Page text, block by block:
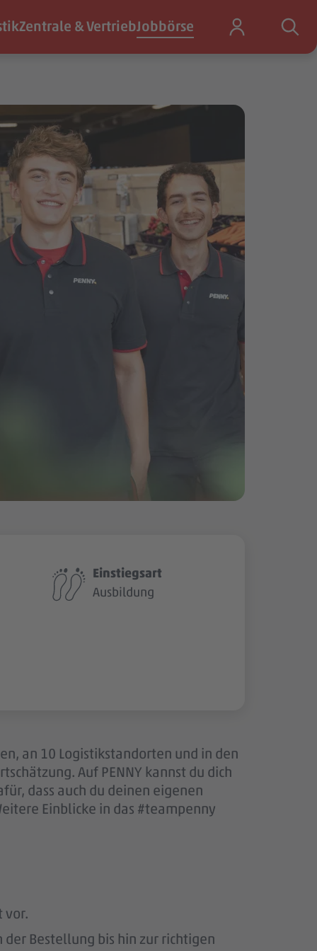
Zentrale & VertriebJobbörse
Einstiegsart
Ausbildung
an 10 Logistikstandorten und in den
Auf PENNY kannst du dich
dass auch du deinen eigenen
Einblicke in das #teampenny
vor.
Bestellung bis hin zur richtigen